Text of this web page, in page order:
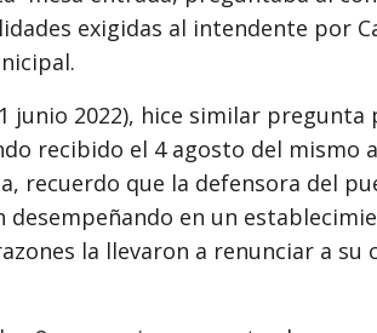
exigidas al intendente por
junio 2022), hice similar pregunta
recibido el 4 agosto del mismo
recuerdo que la defensora del
desempeñando en un
la llevaron a renunciar a su